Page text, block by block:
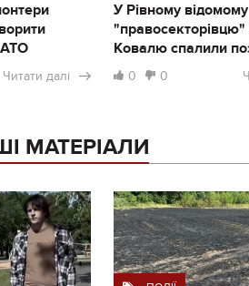
Читати далі
У Рівному відомому
Ковалю спалили
0 0
МАТЕРІАЛИ